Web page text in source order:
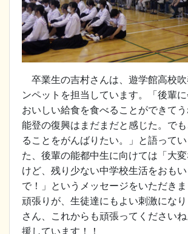
卒業生の吉村さんは、遊学館高校吹
ンペットを担当しています。「後輩に
おいしい給食を食べることができてう
能登の復興はまだまだと感じた。で
ることをがんばりたい。」と語ってい
た、後輩の能都中生に向けては「大
けど、残り少ない中学校生活をおも
で！」というメッセージをいただき
頑張りが、生徒達にもよい刺激にな
さん、これからも頑張ってください
援しています！！